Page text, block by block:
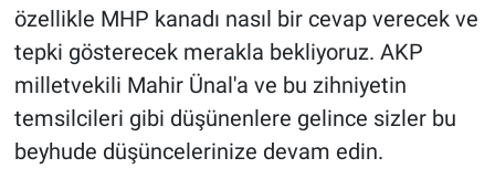
özellikle MHP kanadı nasıl bir cevap verecek ve
tepki gösterecek merakla bekliyoruz. AKP
milletvekili Mahir Ünal'a ve bu zihniyetin
temsilcileri gibi düşünenlere gelince sizler bu
beyhude düşüncelerinize devam edin.